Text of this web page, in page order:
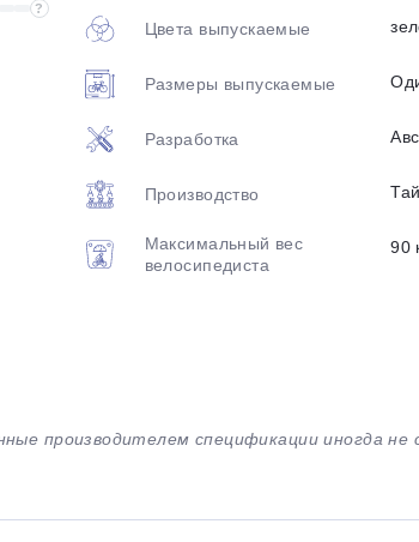
?
Цвета выпускаемые
Размеры выпускаемые
Разработка
Производство
Максимальный вес
велосипедиста
90
производителем спецификации иногда